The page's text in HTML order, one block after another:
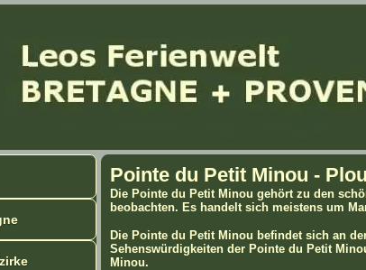
Pointe du Petit Minou -
Die Pointe du Petit Minou gehört zu den
beobachten. Es handelt sich meistens um
Die Pointe du Petit Minou befindet sich an
Sehenswürdigkeiten der Pointe du Petit
Minou.